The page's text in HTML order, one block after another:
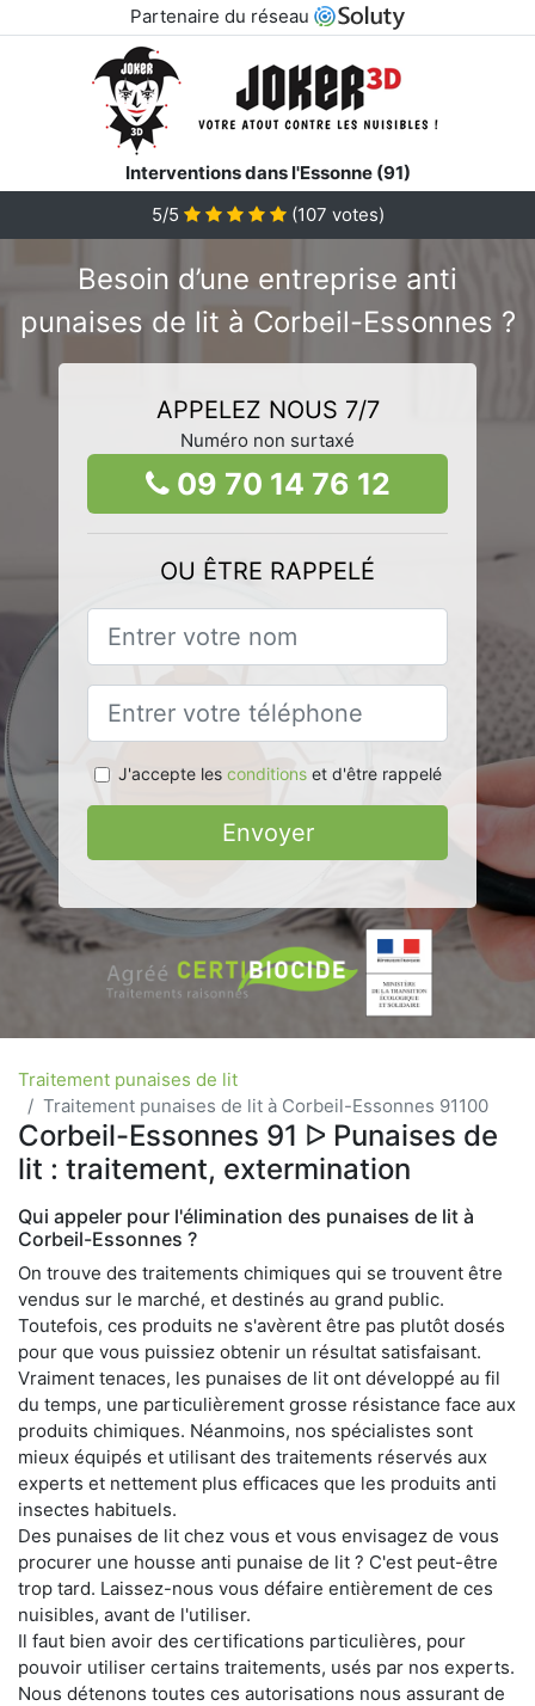
Partenaire du réseau
Interventions dans l'Essonne (91)
5/5
(107 votes)
Besoin d’une entreprise anti
punaises de lit à Corbeil-Essonnes ?
APPELEZ NOUS 7/7
Numéro non surtaxé
09 70 14 76 12
OU ÊTRE RAPPELÉ
J'accepte les conditionset d'être rappelé
Envoyer
Traitement punaises de lit
Traitement punaises de lit à Corbeil-Essonnes 91100
Corbeil-Essonnes 91 ᐅ Punaises de
lit : traitement, extermination
Qui appeler pour l'élimination des punaises de lit à
Corbeil-Essonnes ?
On trouve des traitements chimiques qui se trouvent être
vendus sur le marché, et destinés au grand public.
Toutefois, ces produits ne s'avèrent être pas plutôt dosés
pour que vous puissiez obtenir un résultat satisfaisant.
Vraiment tenaces, les punaises de lit ont développé au fil
du temps, une particulièrement grosse résistance face aux
produits chimiques. Néanmoins, nos spécialistes sont
mieux équipés et utilisant des traitements réservés aux
experts et nettement plus efficaces que les produits anti
insectes habituels.
Des punaises de lit chez vous et vous envisagez de vous
procurer une housse anti punaise de lit ? C'est peut-être
trop tard. Laissez-nous vous défaire entièrement de ces
nuisibles, avant de l'utiliser.
Il faut bien avoir des certifications particulières, pour
pouvoir utiliser certains traitements, usés par nos experts.
Nous détenons toutes ces autorisations nous assurant de